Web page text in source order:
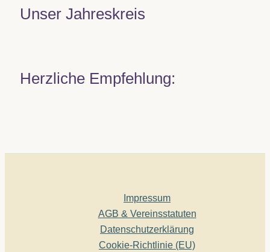
Unser Jahreskreis
Herzliche Empfehlung:
Impressum
AGB & Vereinsstatuten
Datenschutzerklärung
Cookie-Richtlinie (EU)